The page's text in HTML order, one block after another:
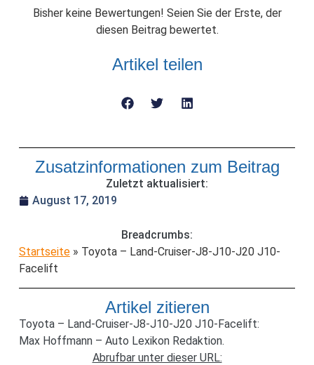
Bisher keine Bewertungen! Seien Sie der Erste, der
diesen Beitrag bewertet.
Artikel teilen
Zusatzinformationen zum Beitrag
Zuletzt aktualisiert:
August 17, 2019
Breadcrumbs:
Startseite» Toyota – Land-Cruiser-J8-J10-J20 J10-
Facelift
Artikel zitieren
Toyota – Land-Cruiser-J8-J10-J20 J10-Facelift:
Max Hoffmann – Auto Lexikon Redaktion.
Abrufbar unter dieser URL: